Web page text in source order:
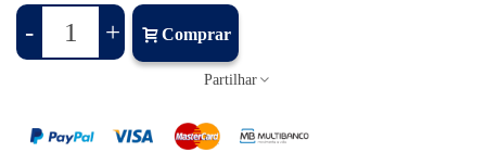
- + Comprar
Partilhar